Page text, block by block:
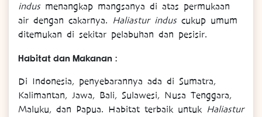
indusmenangkap mangsanya di atas permukaan
air dengan cakarnya.
Haliastur induscukup umum
ditemukan di sekitar pelabuhan dan pesisir.
Habitat dan Makanan :
Di Indonesia, penyebarannya ada di Sumatra,
Kalimantan, Jawa, Bali, Sulawesi, Nusa Tenggara,
Maluku, dan Papua. Habitat terbaik untuk Haliastur